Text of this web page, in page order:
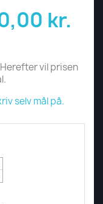
kr.
vil prisen
selv mål på.